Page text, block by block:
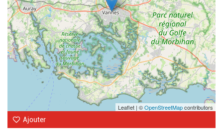
Leaflet | ©OpenStreetMapcontributors
Ajouter